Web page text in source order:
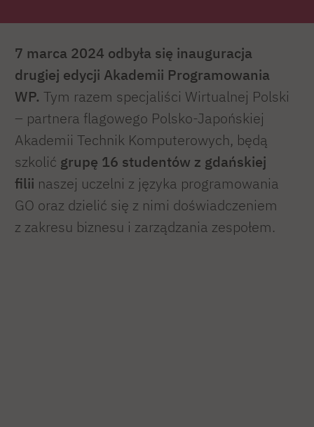
7 marca 2024 odbyła się inauguracja
drugiej edycji Akademii Programowania
WP. Tym razem specjaliści Wirtualnej Polski
– partnera flagowego Polsko-Japońskiej
Akademii Technik Komputerowych, będą
szkolić grupę 16 studentów z gdańskiej
filii naszej uczelni z języka programowania
GO oraz dzielić się z nimi doświadczeniem
z zakresu biznesu i zarządzania zespołem.